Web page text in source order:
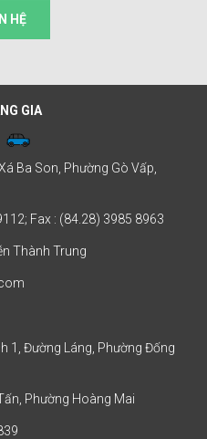
HỆ
GIA
Ba Son, Phường Gò Vấp,
Fax : (84.28) 3985 8963
Thành Trung
1, Đường Láng, Phường Đống
Phường Hoàng Mai